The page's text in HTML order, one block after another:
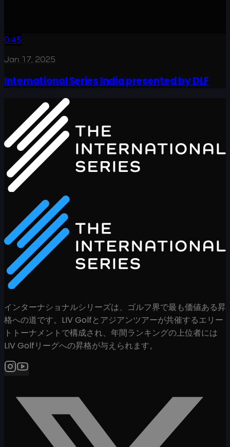
0:45
Jan 17, 2025
International Series India presented by DLF
インターナショナルシリーズは、ゴルフ界で最も価値ある昇
格への道です。LIV Golfとアジアンツアーが共催するエリー
トトーナメントで構成され、年間ランキングの上位者には
LIV Golfリーグへの昇格が与えられます。